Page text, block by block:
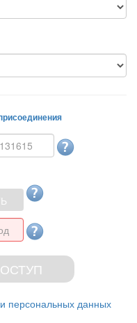
персональных данных